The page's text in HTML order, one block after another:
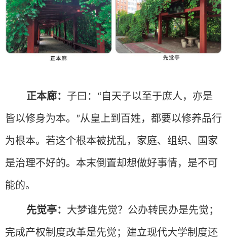
正本廊： 子曰： “ 自天子以至于庶人，亦是
皆以修身为本。 ”从皇上到百姓，都要以修养品行
为根本。若这个根本被扰乱，家庭、组织、国家
是治理不好的。本末倒置却想做好事情，是不可
能的。
先觉亭： 大梦谁先觉？公办转民办是先觉；
完成产权制度改革是先觉；建立现代大学制度还